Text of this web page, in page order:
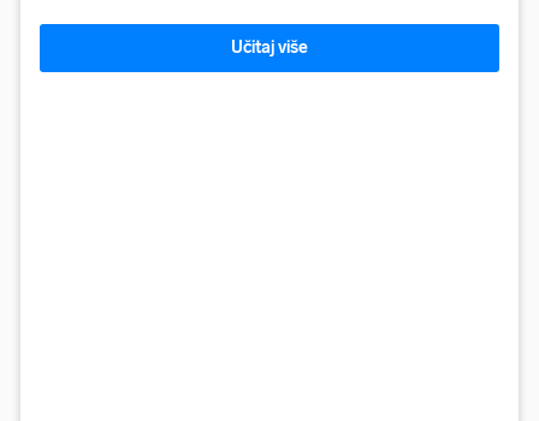
Učitaj više